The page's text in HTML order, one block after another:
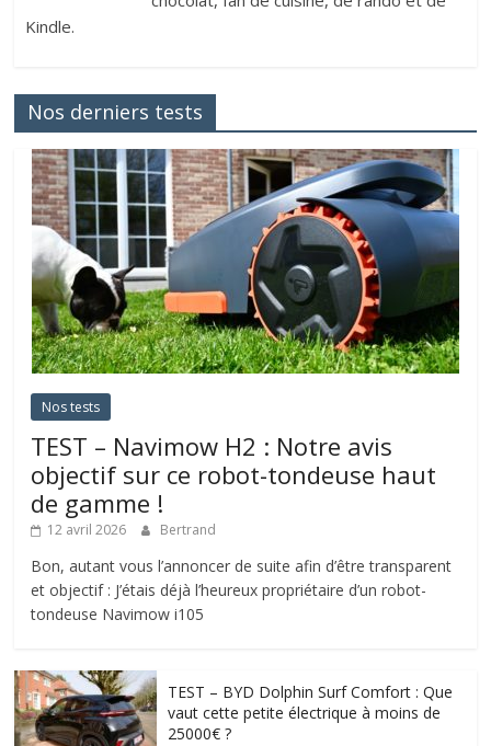
Kindle.
Nos derniers tests
Nos tests
TEST – Navimow H2 : Notre avis
objectif sur ce robot-tondeuse haut
de gamme !
12 avril 2026 Bertrand
Bon, autant vous l’annoncer de suite afin d’être transparent
et objectif : J’étais déjà l’heureux propriétaire d’un robot-
tondeuse Navimow i105
TEST – BYD Dolphin Surf Comfort : Que
vaut cette petite électrique à moins de
25000€ ?